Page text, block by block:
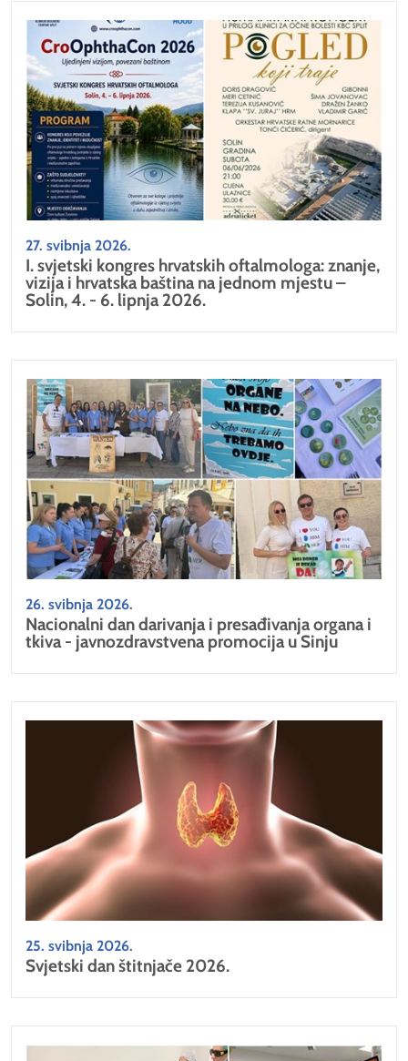
27. svibnja 2026.
I. svjetski kongres hrvatskih oftalmologa: znanje,
vizija i hrvatska baština na jednom mjestu –
Solin, 4. - 6. lipnja 2026.
26. svibnja 2026.
Nacionalni dan darivanja i presađivanja organa i
tkiva - javnozdravstvena promocija u Sinju
25. svibnja 2026.
Svjetski dan štitnjače 2026.